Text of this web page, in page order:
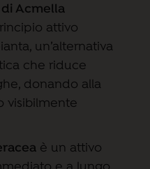
di Acmella
attivo
un’alternativa
che riduce
donando alla
visibilmente
è un attivo